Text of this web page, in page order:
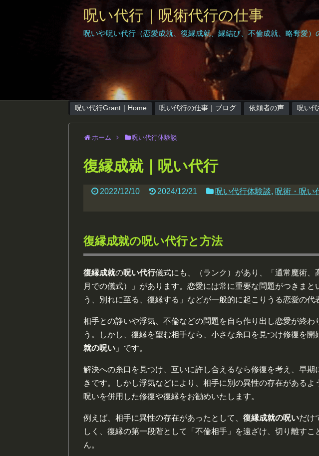
呪い代行｜呪術代行の仕事
呪いや呪い代行（恋愛成就、復縁成就、縁結び、不倫成就、略奪愛
呪い代行Grant｜Home 呪い代行の仕事｜ブログ 依頼者の声 呪い
ホーム 呪い代行体験談
復縁成就｜呪い代行
2022/12/10 2024/12/21 呪い代行体験談, 呪術・呪い
復縁成就の呪い代行と方法
復縁成就の呪い代行儀式にも、（ランク）があり、「通常魔術、
月での儀式）」があります。恋愛には常に重要な問題がつきまと
う、別れに至る、復縁する」などが一般的に起こりうる恋愛の代
相手との諍いや浮気、不倫などの問題を自ら作り出し恋愛が終わ
う。しかし、復縁を望む相手なら、小さな糸口を見つけ修復を開
就の呪い 」です。
解決への糸口を見つけ、互いに許し合えるなら修復を考え、早期
きです。しかし浮気などにより、相手に別の異性の存在があるよ
呪いを併用した修復や復縁をお勧めいたします。
例えば、相手に異性の存在があったとして、 復縁成就の呪いだけ
しく、復縁の第一段階として「不倫相手」を遠ざけ、切り離す
ん。
呪い代行Grant｜Home
呪い代行の仕事｜ブロ
依頼者の声
呪い代行体験｜効果｜